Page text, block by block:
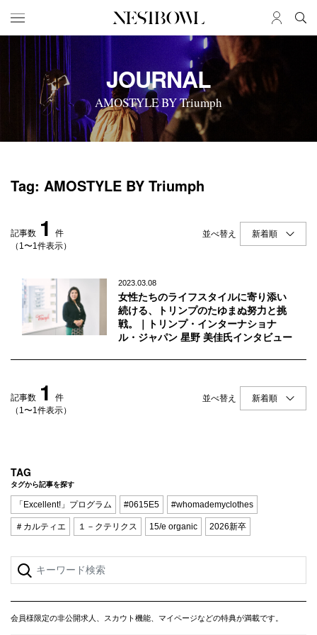
HOME
求人検索
新着求人
ブランド一覧
インタビュー
ニュース＆イベント
データ
コラボ募集一覧
SERVICE
初めての方へ
Q&A
企業担当の方へ
ログイン
会員登録
JOURNAL
AMOSTYLE BY Triumph
Tag: AMOSTYLE BY Triumph
記事数 1
件
（1〜1件表示）
並べ替え
2023.03.08
女性たちのライフスタイルに寄り添い
続ける、トリンプのたゆまぬ努力と挑
戦。｜トリンプ・インターナショナ
ル・ジャパン 星野 美佳氏インタビュー
記事数 1
件
（1〜1件表示）
並べ替え
TAG
タグから記事を探す
「Excellent!」プログラム #0615E5 #whomademyclothes
＃カルティエ １－クテリクス 15/e organic 2026新卒
会員様限定の非公開求人、スカウト機能、マイページなどの特典が満載です。